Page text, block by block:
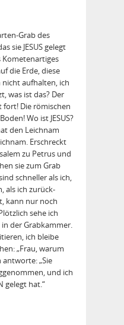
Grab des
sie JESUS gelegt
Kometenartiges
die Erde, diese
nicht aufhalten, ich
was ist das? Der
fort! Die römischen
Wo ist JESUS?
den Leichnam
Erschreckt
zu Petrus und
sie zum Grab
schneller als ich,
als ich zurück­
kann nur noch
sehe ich
der Grabkammer.
ich bleibe
„Frau, warum
antworte: „Sie
und ich
gelegt hat.“